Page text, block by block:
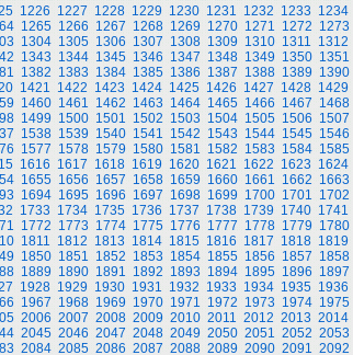
1226 1227 1228 1229 1230 1231 1232 1233 1234
1265 1266 1267 1268 1269 1270 1271 1272 1273
1304 1305 1306 1307 1308 1309 1310 1311 1312
1343 1344 1345 1346 1347 1348 1349 1350 1351
1382 1383 1384 1385 1386 1387 1388 1389 1390
1421 1422 1423 1424 1425 1426 1427 1428 1429
1460 1461 1462 1463 1464 1465 1466 1467 1468
1499 1500 1501 1502 1503 1504 1505 1506 1507
1538 1539 1540 1541 1542 1543 1544 1545 1546
1577 1578 1579 1580 1581 1582 1583 1584 1585
1616 1617 1618 1619 1620 1621 1622 1623 1624
1655 1656 1657 1658 1659 1660 1661 1662 1663
1694 1695 1696 1697 1698 1699 1700 1701 1702
1733 1734 1735 1736 1737 1738 1739 1740 1741
1772 1773 1774 1775 1776 1777 1778 1779 1780
1811 1812 1813 1814 1815 1816 1817 1818 1819
1850 1851 1852 1853 1854 1855 1856 1857 1858
1889 1890 1891 1892 1893 1894 1895 1896 1897
1928 1929 1930 1931 1932 1933 1934 1935 1936
1967 1968 1969 1970 1971 1972 1973 1974 1975
2006 2007 2008 2009 2010 2011 2012 2013 2014
2045 2046 2047 2048 2049 2050 2051 2052 2053
2084 2085 2086 2087 2088 2089 2090 2091 2092